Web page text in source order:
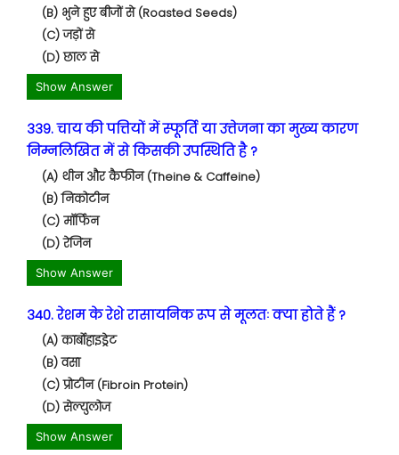
(B) भुने हुए बीजों से (Roasted Seeds)
(C) जड़ों से
(D) छाल से
Show Answer
339. चाय की पत्तियों में स्फूर्ति या उत्तेजना का मुख्य कारण
निम्नलिखित में से किसकी उपस्थिति है ?
(A) थीन और कैफीन (Theine & Caffeine)
(B) निकोटीन
(C) मॉर्फिन
(D) रेजिन
Show Answer
340. रेशम के रेशे रासायनिक रूप से मूलतः क्या होते हैं ?
(A) कार्बोहाइड्रेट
(B) वसा
(C) प्रोटीन (Fibroin Protein)
(D) सेल्युलोज
Show Answer